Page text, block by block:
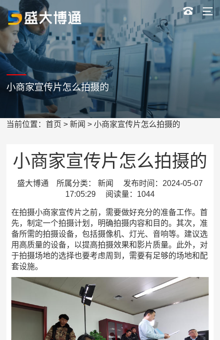
小商家宣传片怎么拍摄的
当前位置：首页 >新闻 > 小商家宣传片怎么拍摄的
小商家宣传片怎么拍摄的
盛大博通 所属分类： 新闻 发布时间：2024-05-07
17:05:29 阅读量：1044
在拍摄小商家宣传片之前，需要做好充分的准备工作。首
先，制定一个拍摄计划，明确拍摄内容和目的。其次，准
备所需的拍摄设备，包括摄像机、灯光、音响等。建议选
用高质量的设备，以提高拍摄效果和影片质量。此外，对
于拍摄场地的选择也要考虑周到，需要有足够的场地和配
套设施。